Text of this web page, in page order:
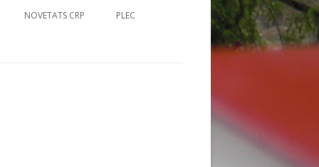
NOVETATS CRP PLEC